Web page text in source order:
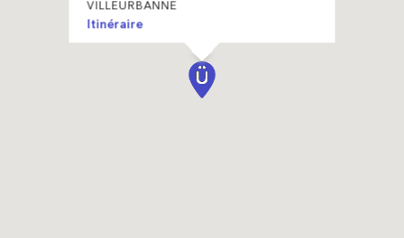
VILLEURBANNE
Itinéraire